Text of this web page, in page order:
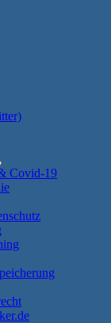
Covid-19